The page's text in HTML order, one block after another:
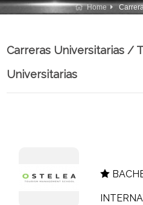
Home
Carreras Universitarias /
Universitarias